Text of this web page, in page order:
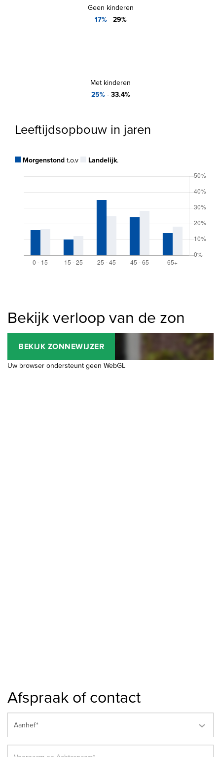
Geen kinderen
17%- 29%
Met kinderen
25%- 33.4%
Leeftijdsopbouw in jaren
Morgenstond t.o.v Landelijk.
Bekijk verloop van de zon
BEKIJK ZONNEWIJZER
Uw browser ondersteunt geen WebGL
Afspraak of contact
Aanhef*